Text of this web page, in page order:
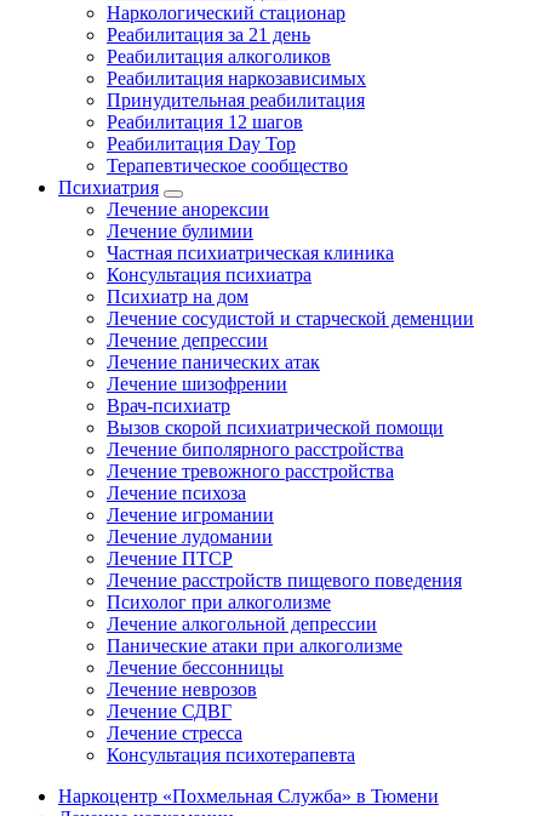
Наркологический стационар
Реабилитация за 21 день
Реабилитация алкоголиков
Реабилитация наркозависимых
Принудительная реабилитация
Реабилитация 12 шагов
Реабилитация Day Top
Терапевтическое сообщество
Психиатрия
Лечение анорексии
Лечение булимии
Частная психиатрическая клиника
Консультация психиатра
Психиатр на дом
Лечение сосудистой и старческой деменции
Лечение депрессии
Лечение панических атак
Лечение шизофрении
Врач-психиатр
Вызов скорой психиатрической помощи
Лечение биполярного расстройства
Лечение тревожного расстройства
Лечение психоза
Лечение игромании
Лечение лудомании
Лечение ПТСР
Лечение расстройств пищевого поведения
Психолог при алкоголизме
Лечение алкогольной депрессии
Панические атаки при алкоголизме
Лечение бессонницы
Лечение неврозов
Лечение СДВГ
Лечение стресса
Консультация психотерапевта
Наркоцентр «Похмельная Служба» в Тюмени